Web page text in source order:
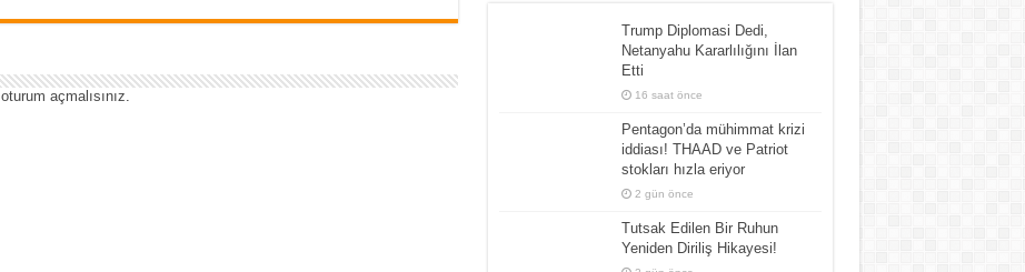
oturum açmalısınız.
Trump Diplomasi Dedi,
Netanyahu Kararlılığını İlan
Etti
16 saat önce
Pentagon’da mühimmat krizi
iddiası! THAAD ve Patriot
stokları hızla eriyor
2 gün önce
Tutsak Edilen Bir Ruhun
Yeniden Diriliş Hikayesi!